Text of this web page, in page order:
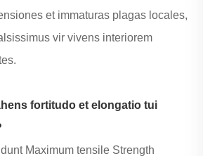
et immaturas plagas locales,
vir vivens interiorem
fortitudo et elongatio tui
Maximum tensile Strength